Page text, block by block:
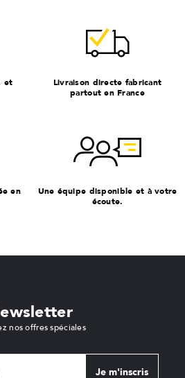
et
Livraison directe fabricant
partout en France
en
Une équipe disponible et à votre
écoute.
nos offres spéciales
Je m'inscris